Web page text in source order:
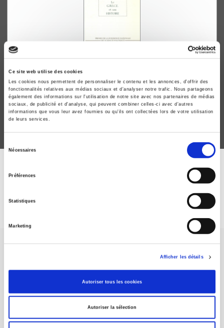
Ce site web utilise des cookies
Les cookies nous permettent de personnaliser le contenu et les annonces, d'offrir des
fonctionnalités relatives aux médias sociaux et d'analyser notre trafic. Nous partageons
également des informations sur l'utilisation de notre site avec nos partenaires de médias
sociaux, de publicité et d'analyse, qui peuvent combiner celles-ci avec d'autres
informations que vous leur avez fournies ou qu'ils ont collectées lors de votre utilisation
de leurs services.
Nécessaires
Préférences
Statistiques
Marketing
Afficher les détails
Autoriser tous les cookies
Autoriser la sélection
Le GRECE et son histoire
Anne-Marie Duranton-Crabol
René Rémond
help public and political debate.continue